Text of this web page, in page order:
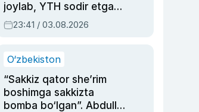
joylab, YTH sodir etgan
ayolga sud hukmi o‘qildi
23:41 / 03.08.2026
O‘zbekiston
“Sakkiz qator she’rim
boshimga sakkizta
bomba bo‘lgan”. Abdulla